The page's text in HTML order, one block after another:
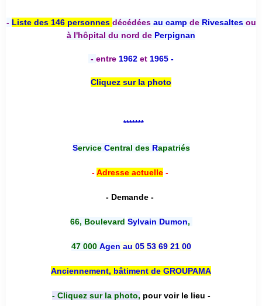
- Liste des 146 personnes décédées au camp deRivesaltesou
à l'hôpital du nord de Perpignan
- entre 1962 et 1965 -
Cliquez sur la photo
*******
Service Central desRapatriés
-Adresse actuelle-
- Demande -
66, Boulevard Sylvain Dumon,
47 000 Agen au 05 53 69 21 00
Anciennement, bâtiment de GROUPAMA
- Cliquez sur la photo, pour voir le lieu -